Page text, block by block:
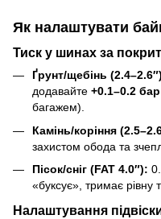
Як налаштувати
Тиск у шинах за
Ґрунт/щебінь
додавайте +0.1–0.2 бар
багажем).
Камінь/коріння
захистом обода та
Пісок/сніг (FAT 4.0″):
«буксує», тримає рівну
Налаштування